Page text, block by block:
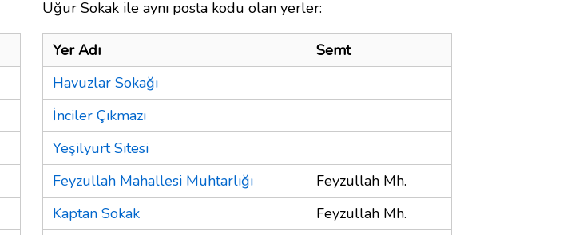
Uğur Sokak ile aynı posta kodu olan yerler:
Yer Adı
Semt
Havuzlar Sokağı
İnciler Çıkmazı
Yeşilyurt Sitesi
Feyzullah Mahallesi Muhtarlığı
Feyzullah Mh.
Kaptan Sokak
Feyzullah Mh.